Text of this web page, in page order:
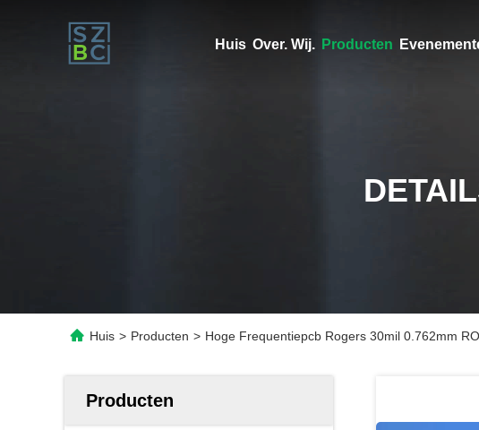
Huis Over. Wij. Producten
Huis > Producten > Hoge Frequentiepcb Rogers 30mil 0.762mm
Producten